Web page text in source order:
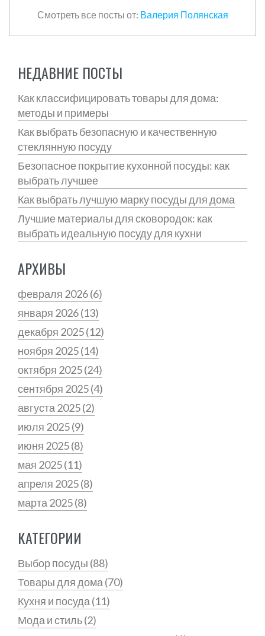
Смотреть все посты от: Валерия Полянская
НЕДАВНИЕ ПОСТЫ
Как классифицировать товары для дома:
методы и примеры
Как выбрать безопасную и качественную
стеклянную посуду
Безопасное покрытие кухонной посуды: как
выбрать лучшее
Как выбрать лучшую марку посуды для дома
Лучшие материалы для сковородок: как
выбрать идеальную посуду для кухни
АРХИВЫ
февраля 2026(6)
января 2026(13)
декабря 2025(12)
ноября 2025(14)
октября 2025(24)
сентября 2025(4)
августа 2025(2)
июля 2025(9)
июня 2025(8)
мая 2025(11)
апреля 2025(8)
марта 2025(8)
КАТЕГОРИИ
Выбор посуды (88)
Товары для дома (70)
Кухня и посуда (11)
Мода и стиль(2)